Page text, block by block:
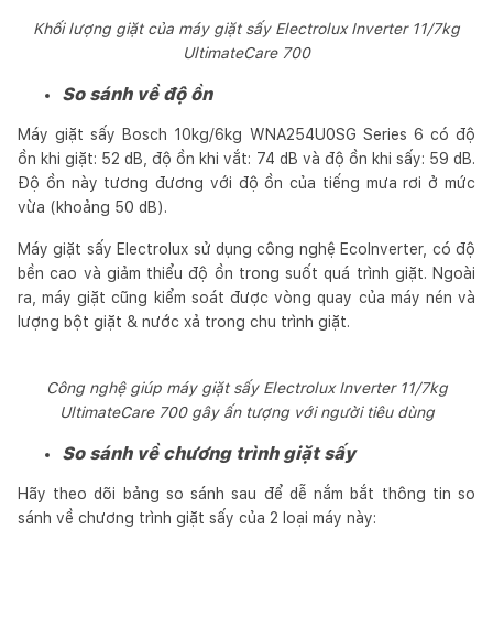
Khối lượng giặt của máy giặt sấy Electrolux Inverter 11/7kg
UltimateCare 700
So sánh về độ ồn
Máy giặt sấy Bosch 10kg/6kg WNA254U0SG Series 6 có độ
ồn khi giặt: 52 dB, độ ồn khi vắt: 74 dB và độ ồn khi sấy: 59 dB.
Độ ồn này tương đương với độ ồn của tiếng mưa rơi ở mức
vừa (khoảng 50 dB).
Máy giặt sấy Electrolux sử dụng công nghệ EcoInverter, có độ
bền cao và giảm thiểu độ ồn trong suốt quá trình giặt. Ngoài
ra, máy giặt cũng kiểm soát được vòng quay của máy nén và
lượng bột giặt & nước xả trong chu trình giặt.
Công nghệ giúp máy giặt sấy Electrolux Inverter 11/7kg
UltimateCare 700 gây ấn tượng với người tiêu dùng
So sánh về chương trình giặt sấy
Hãy theo dõi bảng so sánh sau để dễ nắm bắt thông tin so
sánh về chương trình giặt sấy của 2 loại máy này: